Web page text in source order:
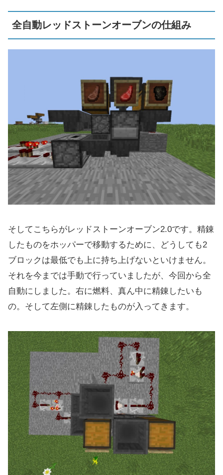
全自動レッドストーンオーブンの仕組み
そしてこちらがレッドストーンオーブン2.0です。精錬
したものをホッパーで移動するために、どうしても2
ブロックは最低でも上に持ち上げないといけません。
それを今までは手動で行っていましたが、今回から全
自動にしました。右に燃料、真ん中に精錬したいも
の。そして左側に精錬したものが入ってきます。